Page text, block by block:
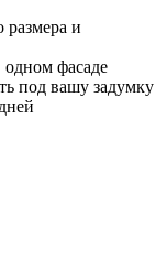
и
одном фасаде
под вашу задумку